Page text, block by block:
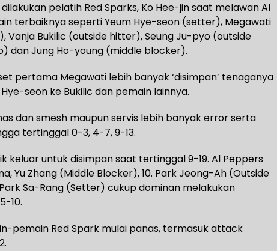
pelatih Red Sparks, Ko Hee-jin saat melawan AI
terbaiknya seperti Yeum Hye-seon (setter), Megawati
Vanja Bukilic (outside hitter), Seung Ju-pyo (outside
dan Jung Ho-young (middle blocker).
pertama Megawati lebih banyak ‘disimpan’ tenaganya
seon ke Bukilic dan pemain lainnya.
dan smesh maupun servis lebih banyak error serta
tertinggal 0-3, 4-7, 9-13.
keluar untuk disimpan saat tertinggal 9-19. Al Peppers
Yu Zhang (Middle Blocker), 10. Park Jeong-Ah (Outside
Sa-Rang (Setter) cukup dominan melakukan
10.
pemain Red Spark mulai panas, termasuk attack